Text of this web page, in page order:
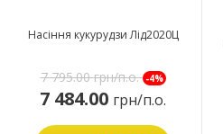
Насіння кукурудзи Лід2020Ц
7 795.00грн/п.о. -4%
7 484.00 грн/п.о.